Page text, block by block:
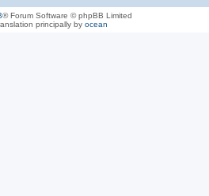
® Forum Software © phpBB Limited
principally by ocean